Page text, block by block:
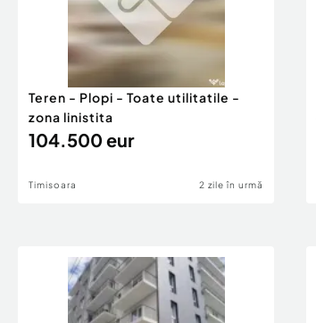
Teren - Plopi - Toate utilitatile -
zona linistita
104.500 eur
Timisoara 2 zile în urmă